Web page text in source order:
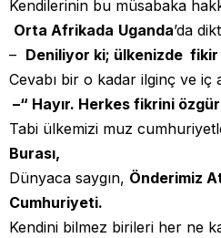
Kendilerinin bu müsabaka
Orta Afrikada Uganda’da
– Deniliyor ki; ülkenizde
Cevabı bir o kadar ilginç ve iç
–“ Hayır. Herkes fikrini
Tabi ülkemizi muz
Burası,
Dünyaca saygın, Önderimiz
Cumhuriyeti.
Kendini bilmez birileri her ne